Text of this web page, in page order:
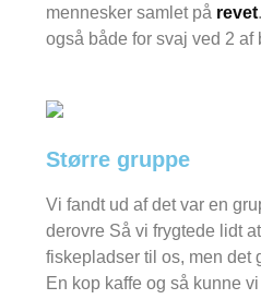
mennesker samlet på revet
også både for svaj ved 2 af
Større gruppe
Vi fandt ud af det var en
derovre Så vi frygtede lidt
fiskepladser til os, men det
En kop kaffe og så kunne